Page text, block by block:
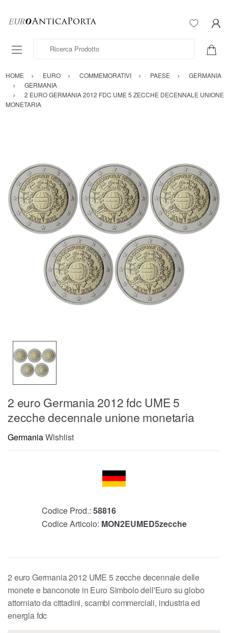
Ricerca Prodotto
HOME EURO COMMEMORATIVI PAESE
GERMANIA
GERMANIA
2 EURO GERMANIA 2012 FDC UME 5 ZECCHE DECENNALE UNIONE
MONETARIA
2 euro Germania 2012 fdc UME 5
zecche decennale unione monetaria
GermaniaWishlist
Codice Prod.: 58816
Codice Articolo: MON2EUMED5zecche
2 euro Germania 2012 UME 5 zecche decennale delle
monete e banconote in Euro Simbolo dell'Euro su globo
attorniato da cittadini, scambi commerciali, industria ed
energia fdc